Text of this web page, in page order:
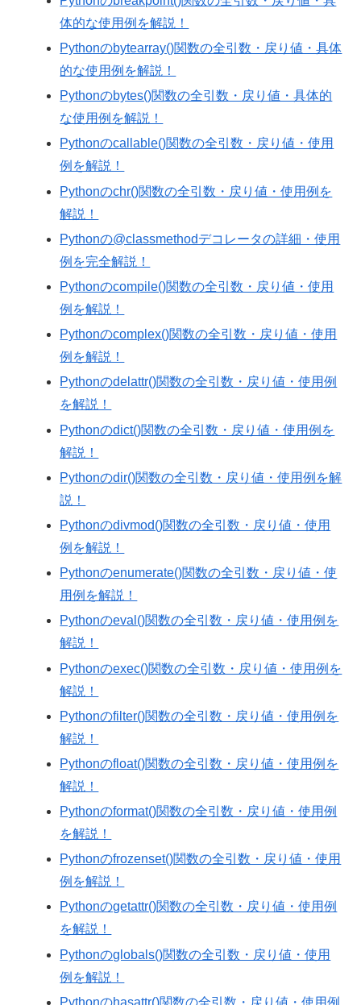
体的な使用例を解説！
Pythonのbytearray()関数の全引数・戻り値・具体
的な使用例を解説！
Pythonのbytes()関数の全引数・戻り値・具体的
な使用例を解説！
Pythonのcallable()関数の全引数・戻り値・使用
例を解説！
Pythonのchr()関数の全引数・戻り値・使用例を
解説！
Pythonの@classmethodデコレータの詳細・使用
例を完全解説！
Pythonのcompile()関数の全引数・戻り値・使用
例を解説！
Pythonのcomplex()関数の全引数・戻り値・使用
例を解説！
Pythonのdelattr()関数の全引数・戻り値・使用例
を解説！
Pythonのdict()関数の全引数・戻り値・使用例を
解説！
Pythonのdir()関数の全引数・戻り値・使用例を解
説！
Pythonのdivmod()関数の全引数・戻り値・使用
例を解説！
Pythonのenumerate()関数の全引数・戻り値・使
用例を解説！
Pythonのeval()関数の全引数・戻り値・使用例を
解説！
Pythonのexec()関数の全引数・戻り値・使用例を
解説！
Pythonのfilter()関数の全引数・戻り値・使用例を
解説！
Pythonのfloat()関数の全引数・戻り値・使用例を
解説！
Pythonのformat()関数の全引数・戻り値・使用例
を解説！
Pythonのfrozenset()関数の全引数・戻り値・使用
例を解説！
Pythonのgetattr()関数の全引数・戻り値・使用例
を解説！
Pythonのglobals()関数の全引数・戻り値・使用
例を解説！
Pythonのhasattr()関数の全引数・戻り値・使用例